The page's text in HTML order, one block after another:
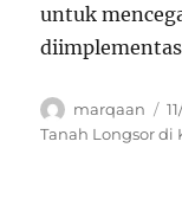
untuk
Author
marqaan
Tanah Longsor di